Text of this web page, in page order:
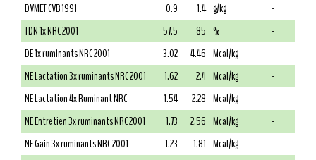
DVMET CVB 1991
0.9 1.4 g/kg
-
TDN 1x NRC 2001
57.5 85 %
-
DE 1x ruminants NRC 2001
3.02 4.46 Mcal/kg
-
NE Lactation 3x ruminants NRC 2001
1.62 2.4 Mcal/kg
-
NE Lactation 4x Ruminant NRC
1.54 2.28 Mcal/kg
-
NE Entretien 3x ruminants NRC 2001
1.73 2.56 Mcal/kg
-
NE Gain 3x ruminants NRC 2001
1.23 1.81 Mcal/kg
-